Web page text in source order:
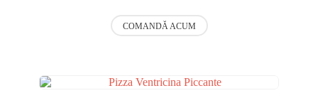
Acest
produs
variații.
COMANDĂ ACUM